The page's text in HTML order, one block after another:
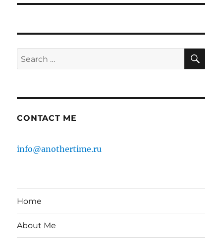
Search
for:
CONTACT ME
info@anothertime.ru
Home
About Me